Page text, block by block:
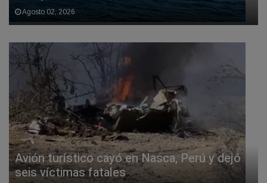
Agosto 02, 2026
Avión turístico cayó en Nasca, Perú y dejó
seis víctimas fatales